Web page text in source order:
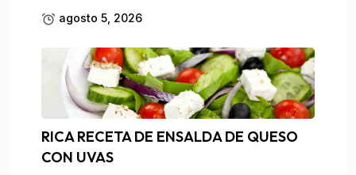
agosto 5, 2026
RICA RECETA DE ENSALDA DE QUESO
CON UVAS